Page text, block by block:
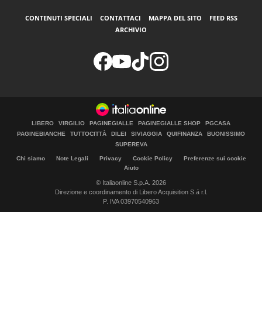
CONTENUTI SPECIALI CONTATTACI MAPPA DEL SITO
FEED RSS
ARCHIVIO
LIBERO VIRGILIO PAGINEGIALLE PAGINEGIALLE SHOP
PGCASA
PAGINEBIANCHE
TUTTOCITTÀ DILEI SIVIAGGIA QUIFINANZA
BUONISSIMO
SUPEREVA
Chi siamo Note Legali Privacy Cookie Policy
Preferenze sui cookie
Aiuto
© Italiaonline S.p.A. 2026
Direzione e coordinamento di Libero Acquisition S.á r.l.
P. IVA 03970540963